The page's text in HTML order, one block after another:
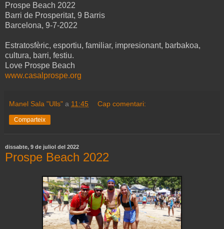
Prospe Beach 2022
Barri de Prosperitat, 9 Barris
Barcelona, 9-7-2022
Estratosfèric, esportiu, familiar, impresionant, barbakoa,
cultura, barri, festiu.
Love Prospe Beach
www.casalprospe.org
Manel Sala "Ulls" a 11:45 Cap comentari:
Comparteix
dissabte, 9 de juliol del 2022
Prospe Beach 2022